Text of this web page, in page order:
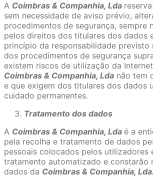
A Coimbras & Companhia, Lda
sem necessidade de aviso prévio,
procedimentos de segurança, sempre
pelos direitos dos titulares dos dados
princípio da responsabilidade previsto
dos procedimentos de segurança
existem riscos de utilização da
Coimbras & Companhia, Lda não tem
e que exigem dos titulares dos dados
cuidado permanentes.
Tratamento dos dados
A Coimbras & Companhia, Lda é a
pela recolha e tratamento de dados
pessoais colocados pelos utilizadores
tratamento automatizado e constarão
dados da Coimbras & Companhia, Lda.